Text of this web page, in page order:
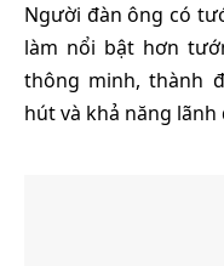
Người đàn ông có
làm nổi bật hơn
thông minh, thành
hút và khả năng